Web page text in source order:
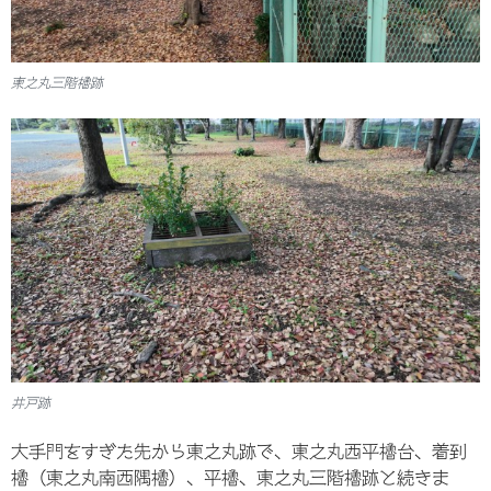
東之丸三階櫓跡
井戸跡
大手門をすぎた先から東之丸跡で、東之丸西平櫓台、着到
櫓（東之丸南西隅櫓）、平櫓、東之丸三階櫓跡と続きま